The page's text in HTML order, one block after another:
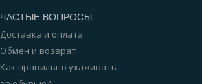
ЧАСТЫЕ ВОПРОСЫ
Доставка и оплата
Обмен и возврат
Как правильно ухаживать